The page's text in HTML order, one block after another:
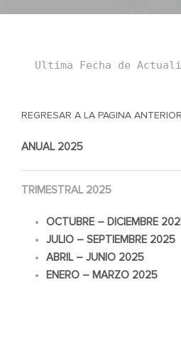
Ultima Fecha de
REGRESAR A LA PAGINA ANTERIOR
ANUAL 2025
TRIMESTRAL 2025
OCTUBRE – DICIEMBRE
JULIO – SEPTIEMBRE 2025
ABRIL – JUNIO 2025
ENERO – MARZO 2025